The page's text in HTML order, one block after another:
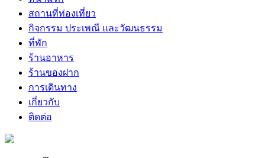
สถานที่ท่องเที่ยว
กิจกรรม ประเพณี และวัฒนธรรม
ที่พัก
ร้านอาหาร
ร้านของฝาก
การเดินทาง
เกี่ยวกับ
ติดต่อ